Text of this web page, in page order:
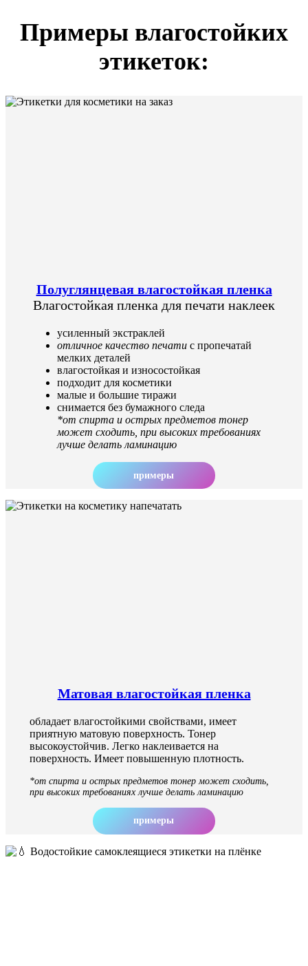
Примеры влагостойких
этикеток:
Полуглянцевая влагостойкая пленка
Влагостойкая пленка для печати наклеек
усиленный экстраклей
отличное качество печатис пропечатай
мелких деталей
влагостойкая и износостойкая
подходит для косметики
малые и большие тиражи
снимается без бумажного следа
*от спирта и острых предметов тонер
может сходить, при высоких требованиях
лучше делать ламинацию
примеры
Матовая влагостойкая пленка
обладает влагостойкими свойствами, имеет
приятную матовую поверхность. Тонер
высокоустойчив. Легко наклеивается на
поверхность. Имеет повышенную плотность.
*от спирта и острых предметов тонер может сходить,
при высоких требованиях лучше делать ламинацию
примеры